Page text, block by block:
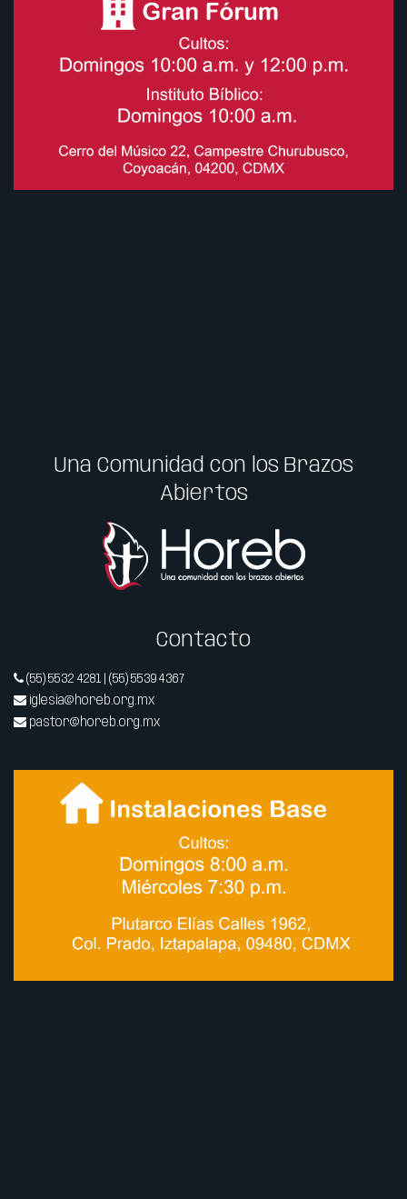
Una Comunidad con los Brazos
Abiertos
Contacto
(55) 5532 4281 | (55) 5539 4367
iglesia@horeb.org.mx
pastor@horeb.org.mx